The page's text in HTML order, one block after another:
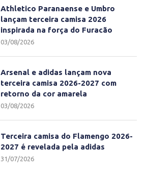
Athletico Paranaense e Umbro
lançam terceira camisa 2026
inspirada na força do Furacão
03/08/2026
Arsenal e adidas lançam nova
terceira camisa 2026-2027 com
retorno da cor amarela
03/08/2026
Terceira camisa do Flamengo 2026-
2027 é revelada pela adidas
31/07/2026